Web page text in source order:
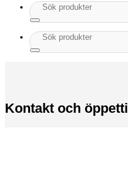
Sök
efter:
Sök
efter:
Kontakt och